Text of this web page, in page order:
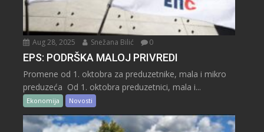
Aug 28, 2025 Snežana Bilić 0
EPS: PODRŠKA MALOJ PRIVREDI
Promene od 1. oktobra za preduzetnike, mala i mikro
preduzeća Od 1. oktobra preduzetnici, mala i...
Ekonomija Novosti